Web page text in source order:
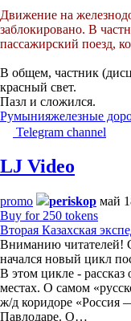
Движение на
заблокировано. В
пассажирский поезд,
В общем, частник
красный свет.
Пазл и сложился.
Румынияжелезные
Telegram channel
LJ Video
promo periskop май
Buy for 250 tokens
Вторая Казахская
Вниманию читателей!
начался новый цикл
В этом цикле -
местах. О самом
ж/д коридоре «Россия
Павлодаре. О…